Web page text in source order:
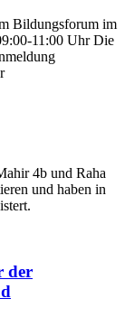
Bildungsforum im
11:00 Uhr Die
4b und Raha
und haben in
der